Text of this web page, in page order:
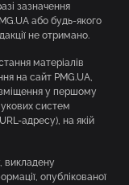
зазначення
або будь-якого
не отримано.
матеріалів
на сайт PMG.UA,
у першому
систем
адресу), на якій
викладену
опублікованої